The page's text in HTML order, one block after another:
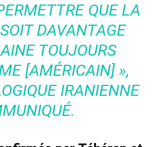
QUE LA
DAVANTAGE
TOUJOURS
[AMÉRICAIN] »,
IRANIENNE